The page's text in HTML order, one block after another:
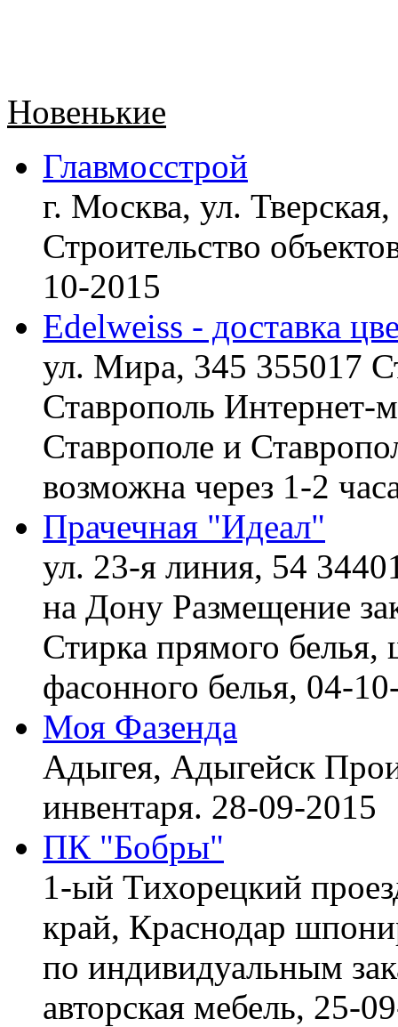
Новенькие
Главмосстрой
г. Москва, ул.
Строительство
10-2015
Edelweiss - доставка
ул. Мира, 345 355017
Ставрополь Интернет-
Ставрополе и
возможна через 1-2
Прачечная "Идеал"
ул. 23-я линия, 54
на Дону Размещение
Стирка прямого
фасонного белья, 04-
Моя Фазенда
Адыгея, Адыгейск
инвентаря. 28-09-2015
ПК "Бобры"
1-ый Тихорецкий
край, Краснодар
по индивидуальным
авторская мебель, 25-